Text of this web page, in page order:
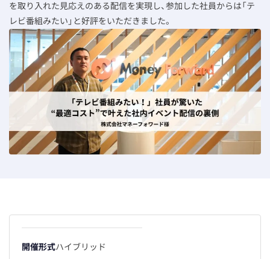
を取り入れた見応えのある配信を実現し、参加した社員からは「テ
レビ番組みたい」と好評をいただきました。
開催形式ハイブリッド